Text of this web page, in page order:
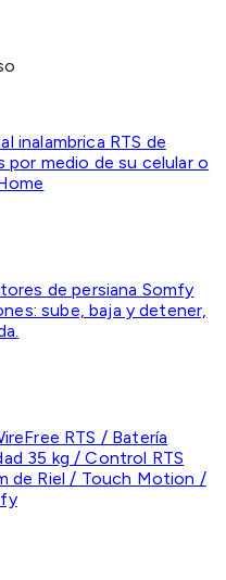
inalambrica RTS de
por medio de su celular o
de persiana Somfy
sube, baja y detener,
RTS / Batería
35 kg / Control RTS
de Riel / Touch Motion /